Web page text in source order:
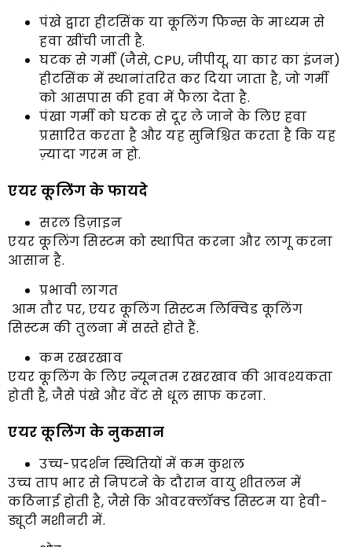
पंखे द्वारा हीटसिंक या कूलिंग फिन्स के माध्यम से
हवा खींची जाती है.
घटक से गर्मी (जैसे, CPU, जीपीयू, या कार का इंजन)
हीटसिंक में स्थानांतरित कर दिया जाता है, जो गर्मी
को आसपास की हवा में फैला देता है.
पंखा गर्मी को घटक से दूर ले जाने के लिए हवा
प्रसारित करता है और यह सुनिश्चित करता है कि यह
ज़्यादा गरम न हो.
एयर कूलिंग के फायदे
सरल डिज़ाइन
एयर कूलिंग सिस्टम को स्थापित करना और लागू करना
आसान है.
प्रभावी लागत
आम तौर पर, एयर कूलिंग सिस्टम लिक्विड कूलिंग
सिस्टम की तुलना में सस्ते होते हैं.
कम रखरखाव
एयर कूलिंग के लिए न्यूनतम रखरखाव की आवश्यकता
होती है, जैसे पंखे और वेंट से धूल साफ करना.
एयर कूलिंग के नुकसान
उच्च-प्रदर्शन स्थितियों में कम कुशल
उच्च ताप भार से निपटने के दौरान वायु शीतलन में
कठिनाई होती है, जैसे कि ओवरक्लॉक्ड सिस्टम या हेवी-
ड्यूटी मशीनरी में.